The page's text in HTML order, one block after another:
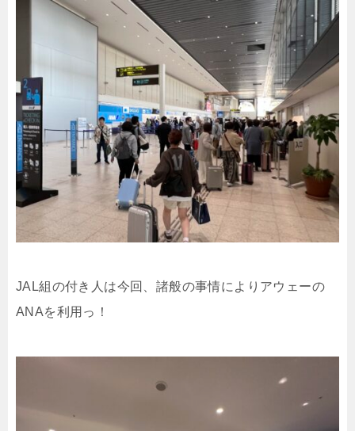
JAL組の付き人は今回、諸般の事情によりアウェーの
ANAを利用っ！